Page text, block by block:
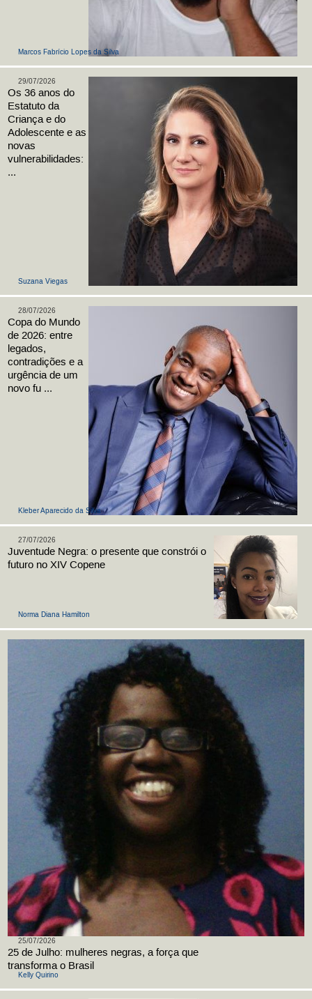
Marcos Fabrício Lopes da Silva
Suzana Viegas
29/07/2026
Os 36 anos do
Estatuto da
Criança e do
Adolescente e as
novas
vulnerabilidades:
...
Kleber Aparecido da Silva
28/07/2026
Copa do Mundo
de 2026: entre
legados,
contradições e a
urgência de um
novo fu ...
Norma Diana Hamilton
27/07/2026
Juventude Negra: o presente que constrói o
futuro no XIV Copene
Kelly Quirino
25/07/2026
25 de Julho: mulheres negras, a força que
transforma o Brasil